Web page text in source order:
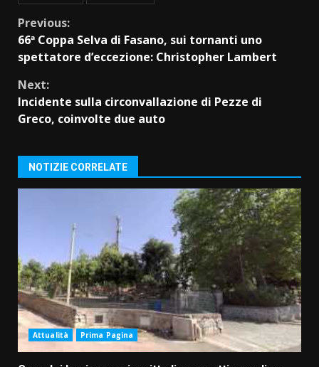
Continue
Reading
Previous:
66ª Coppa Selva di Fasano, sui tornanti uno
spettatore d’eccezione: Christopher Lambert
Next:
Incidente sulla circonvallazione di Pezze di
Greco, coinvolte due auto
NOTIZIE CORRELATE
Attualità Prima Pagina